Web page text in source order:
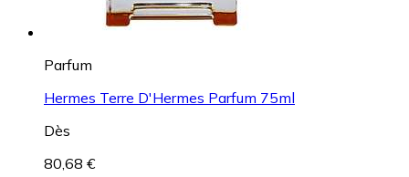
Parfum
Hermes Terre D'Hermes Parfum 75ml
Dès
80,68 €